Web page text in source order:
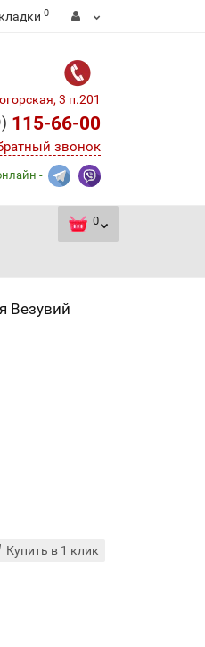
0
3 п.201
115-66-00
звонок
-
0
Везувий
Купить в 1 клик